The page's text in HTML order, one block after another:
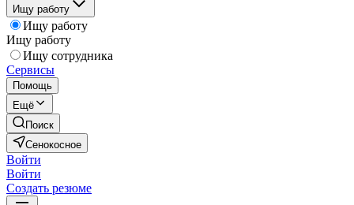
Ищу работу
Ищу работу
Ищу работу
Ищу сотрудника
Сервисы
Помощь
Ещё
Поиск
Сенокосное
Войти
Войти
Создать резюме